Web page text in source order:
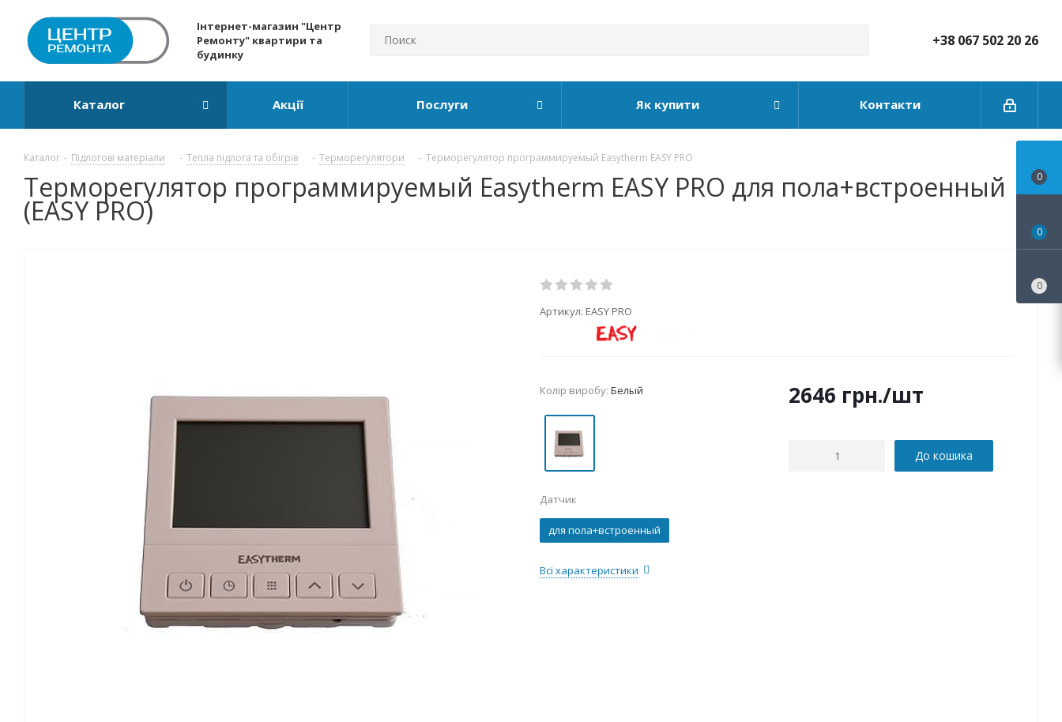
Інтернет-магазин "Центр
Ремонту" квартири та
будинку
+38 067 502 20 26
Каталог Акції Послуги Як купити Контакти
Каталог - Підлогові матеріали - Тепла підлога та обігрів - Терморегулятори - Терморегулятор программируемый Easytherm EASY PRO
Терморегулятор программируемый Easytherm EASY PRO для пола+встроенный
(EASY PRO)
Артикул: EASY PRO
Колір виробу: Белый
Датчик
для пола+встроенный
Всі характеристики
2646 грн./шт
До кошика
0
0
0